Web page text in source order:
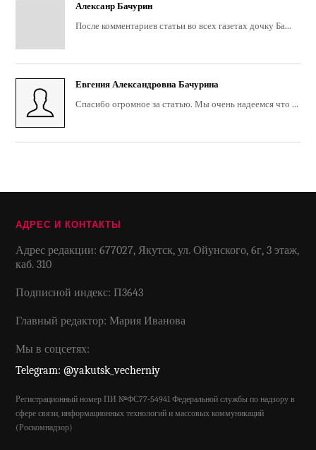
Алексанр Бачурин
После комментариев статьи во всех газетах дочку Ба...
Евгения Александровна Бачурина
Спасибо огромное за статью. Мы очень надеемся что ...
АДРЕС И КОНТАКТЫ
Адрес редакции: 677027, Якутск, ул. Ойунского, 6г, 3 этаж,
каб. 310
Подписной индекс: П3643
Главный редактор: Мария Иванова
Мы в соцсетях:
Telegram: @yakutsk_vecherniy
Регистрационный номер ПИ №ФС77-54941 Федеральной службы по надзору в
сфере связи, информационных технологий и массовых коммуникаций
(Роскомнадзор)